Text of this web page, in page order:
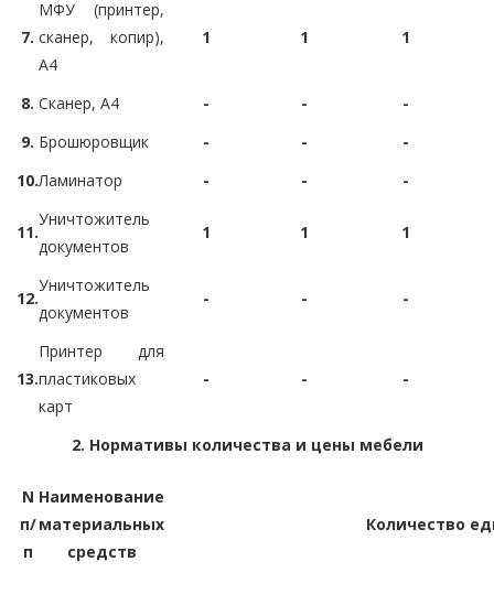
7.
МФУ (принтер,
сканер, копир),
A4
1 1 1
8. Сканер, A4 - -
-
9. Брошюровщик - -
-
10.Ламинатор - - -
11.
Уничтожитель
документов
1 1 1
12.
Уничтожитель
документов
- - -
13.
Принтер для
пластиковых
карт
- - -
2. Нормативы количества и цены мебели
N
п/
п
Наименование
материальных
средств
Количество